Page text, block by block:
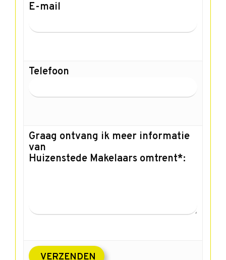
E-mail
Telefoon
Graag ontvang ik meer informatie
van
Huizenstede Makelaars omtrent*: